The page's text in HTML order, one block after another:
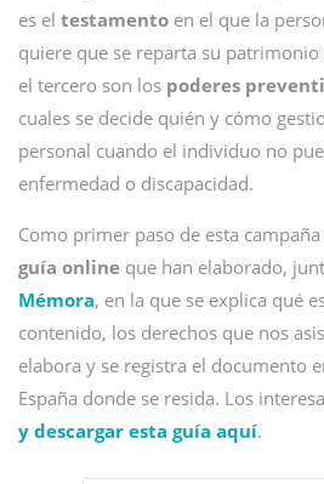
es el testamento en el que la
quiere que se reparta su patrimonio
el tercero son los poderes
cuales se decide quién y cómo
personal cuando el individuo no
enfermedad o discapacidad.
Como primer paso de esta
guía online que han elaborado,
Mémora, en la que se explica qué
contenido, los derechos que nos
elabora y se registra el documento
España donde se resida. Los
y descargar esta guía aquí.